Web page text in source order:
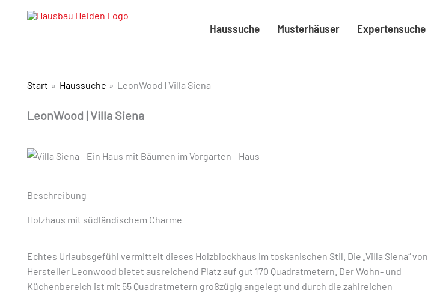
Haussuche Musterhäuser Expertensuche
Start Haussuche LeonWood | Villa Siena
LeonWood | Villa Siena
Beschreibung
Holzhaus mit südländischem Charme
Echtes Urlaubsgefühl vermittelt dieses Holzblockhaus im toskanischen Stil. Die „Villa Siena“ von
Hersteller Leonwood bietet ausreichend Platz auf gut 170 Quadratmetern. Der Wohn- und
Küchenbereich ist mit 55 Quadratmetern großzügig angelegt und durch die zahlreichen